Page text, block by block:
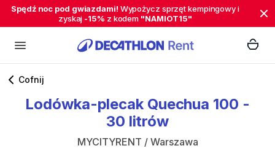
Spędź noc pod gwiazdami! Wypożycz sprzęt kempingowy i
zyskaj -15% z kodem "NAMIOT15"
Cofnij
Lodówka-plecak Quechua 100 -
30 litrów
MYCITYRENT / Warszawa